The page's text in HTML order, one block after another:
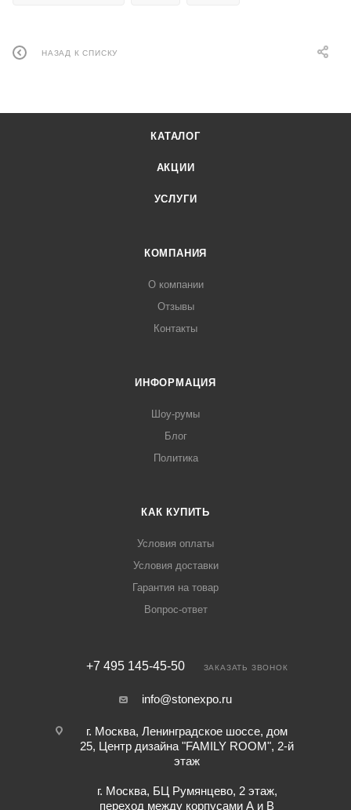
НАЗАД К СПИСКУ
КАТАЛОГ
АКЦИИ
УСЛУГИ
КОМПАНИЯ
О компании
Отзывы
Контакты
ИНФОРМАЦИЯ
Шоу-румы
Блог
Политика
КАК КУПИТЬ
Условия оплаты
Условия доставки
Гарантия на товар
Вопрос-ответ
+7 495 145-45-50 ЗАКАЗАТЬ ЗВОНОК
info@stonexpo.ru
г. Москва, Ленинградское шоссе, дом
25, Центр дизайна "FAMILY ROOM", 2-й
этаж
г. Москва, БЦ Румянцево, 2 этаж,
переход между корпусами А и В